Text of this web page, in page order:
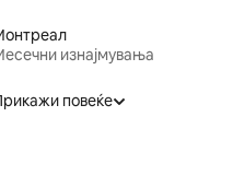
изнајмувања
повеќе